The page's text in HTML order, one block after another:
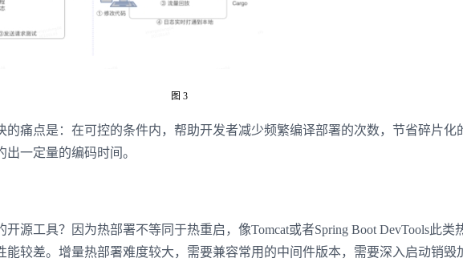
图 3
的痛点是：在可控的条件内，帮助开发者减少频繁编译部署的次数，节省碎片化
一定量的编码时间。
源工具？因为热部署不等同于热重启，像Tomcat或者Spring Boot DevTools此类
能较差。增量热部署难度较大，需要兼容常用的中间件版本，需要深入启动销毁